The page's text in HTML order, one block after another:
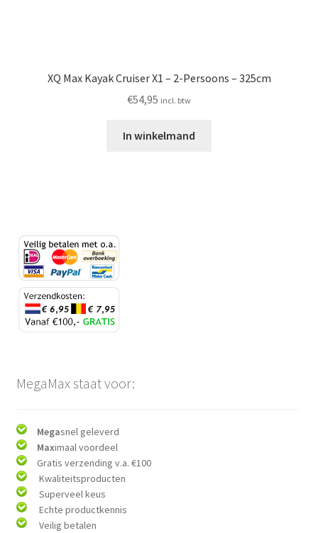
XQ Max Kayak Cruiser X1 – 2-Persoons – 325cm
€54,95 incl. btw
In winkelmand
MegaMax staat voor:
Megasnel geleverd
Maximaal voordeel
Gratis verzending v.a. €100
Kwaliteitsproducten
Superveel keus
Echte productkennis
Veilig betalen